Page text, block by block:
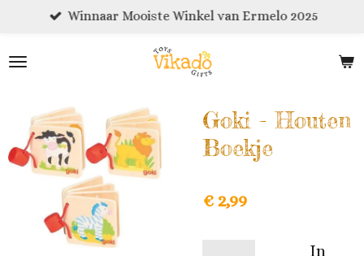
naar
Winnaar Mooiste Winkel van Ermelo 2025
Goki - Houten
Boekje
€ 2,99
In